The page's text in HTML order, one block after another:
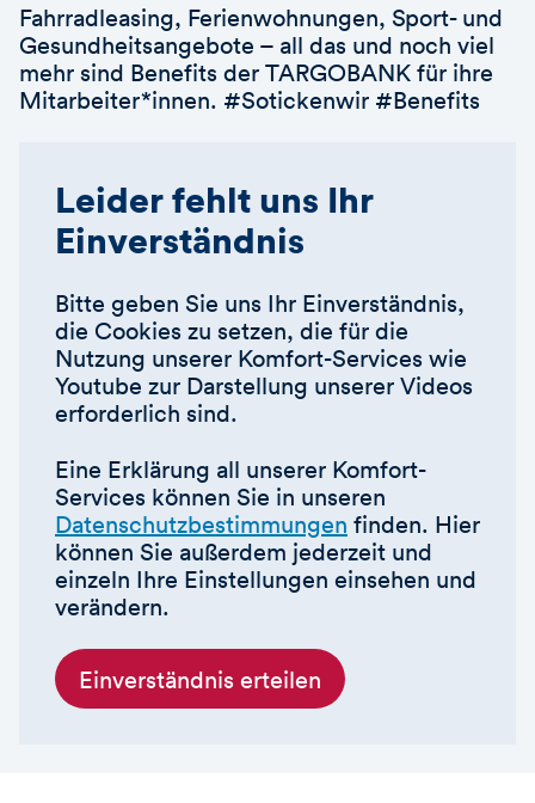
Fahrradleasing, Ferienwohnungen, Sport- und
Gesundheitsangebote – all das und noch viel
mehr sind Benefits der TARGOBANK für ihre
Mitarbeiter*innen. #Sotickenwir #Benefits
Leider fehlt uns Ihr
Einverständnis
Bitte geben Sie uns Ihr Einverständnis,
die Cookies zu setzen, die für die
Nutzung unserer Komfort-Services wie
Youtube zur Darstellung unserer Videos
erforderlich sind.
Eine Erklärung all unserer Komfort-
Services können Sie in unseren
Datenschutzbestimmungen finden. Hier
können Sie außerdem jederzeit und
einzeln Ihre Einstellungen einsehen und
verändern.
Einverständnis erteilen